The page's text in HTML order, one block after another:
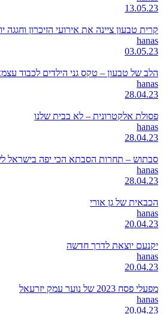
13.05.23
קרית טבעון ציינה את אירועי הזיכרון וחגגה יום הולדת 75
hanas
03.05.23
הלב של טבעון – טקס גני הילדים לכבוד עצמאות 75 זכה להצלחה רבה
hanas
28.04.23
פסולת אלקטרונית – לא בבית שלנו
hanas
28.04.23
סבתוש – תחרות הסבתא הכי יפה בישראל לשנת
hanas
28.04.23
הכבאית של גן אורי
hanas
20.04.23
יקנעם יוצאת לדרך חדשה
hanas
20.04.23
מפעלי פסח 2023 של נוער עמק יזרעאל
hanas
20.04.23